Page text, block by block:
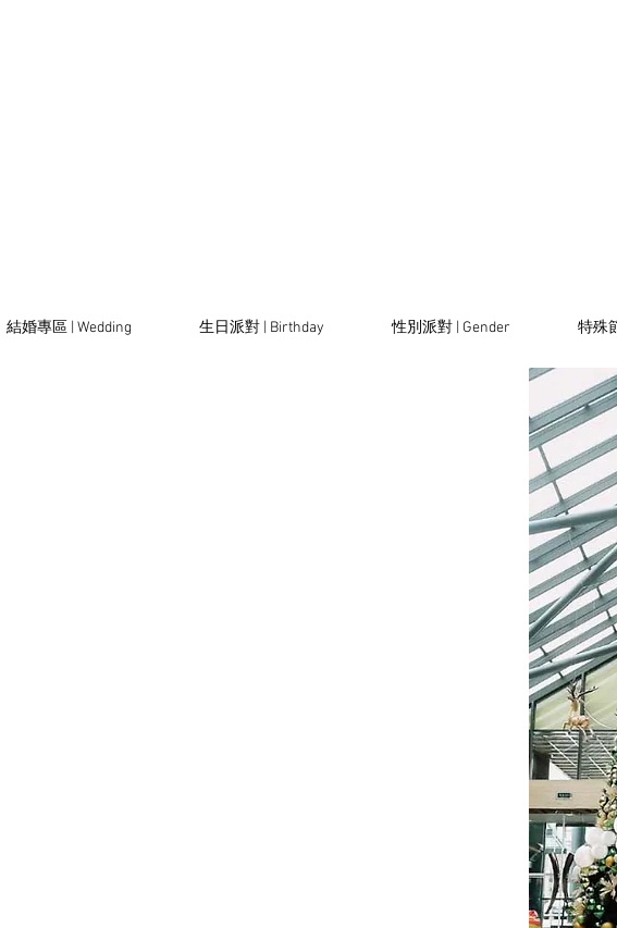
結婚專區 | Wedding 生日派對 | Birthday 性別派對 | Gender 特殊